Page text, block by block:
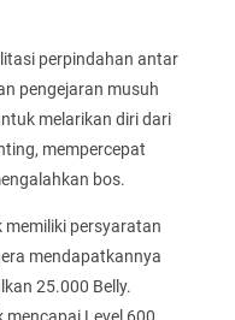
perpindahan antar
pengejaran musuh
melarikan diri dari
mempercepat
bos.
memiliki persyaratan
mendapatkannya
25.000 Belly.